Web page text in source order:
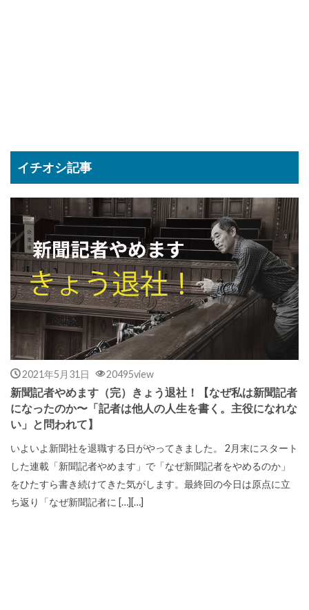
イチオシ記事
2021年5月31日 20495view
新聞記者やめます（完）きょう退社！【なぜ私は新聞記者
になったのか〜「記者は他人の人生を書く。主役になれな
い」と問われて】
いよいよ新聞社を退職する日がやってきました。 2月末にスタート
した連載「新聞記者やめます」で「なぜ新聞記者をやめるのか」
をひたすら書き続けてきた気がします。最終回の今日は原点に立
ち返り「なぜ新聞記者に […][…]